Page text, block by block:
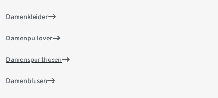
Damenkleider
Damenpullover
Damensporthosen
Damenblusen